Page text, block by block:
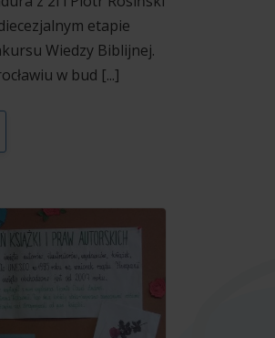
etapie
Wiedzy Biblijnej.
w bud [...]